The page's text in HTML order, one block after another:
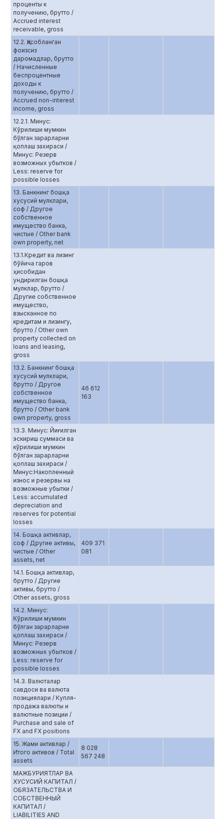
проценты к
получению, брутто /
Accrued interest
receivable, gross
12.2. Ҳисобланган
фоизсиз
даромадлар, брутто
/ Начисленные
беспроцентные
доходы к
получению, брутто /
Accrued non-interest
income, gross
12.2.1. Минус:
Кўрилиши мумкин
бўлган зарарларни
қоплаш захираси /
Минус: Резерв
возможных убытков /
Less: reserve for
possible losses
13. Банкнинг бошқа
хусусий мулклари,
соф / Другое
собственное
имущество банка,
чистые / Other bank
own property, net
13.1.Кредит ва лизинг
бўйича гаров
ҳисобидан
ундирилган бошқа
мулклар, брутто /
Другие собственное
имущество,
взысканное по
кредитам и лизингу,
брутто / Other own
property collected on
loans and leasing,
gross
13.2. Банкнинг бошқа
хусусий мулклари,
брутто / Другое
собственное
имущество банка,
брутто / Other bank
own property, gross
46 612
163
13.3. Минус: Йиғилган
эскириш суммаси ва
кўрилиши мумкин
бўлган зарарларни
қоплаш захираси /
Минус:Накопленный
износ и резервы на
возможные убытки /
Less: accumulated
depreciation and
reserves for potential
losses
14. Бошқа активлар,
соф / Другие активы,
чистые / Other
assets, net
409 371
081
14.1. Бошқа активлар,
брутто / Другие
активы, брутто /
Other assets, gross
14.2. Минус:
Кўрилиши мумкин
бўлган зарарларни
қоплаш захираси /
Минус: Резерв
возможных убытков /
Less: reserve for
possible losses
14.3. Валюталар
савдоси ва валюта
позициялари / Купля-
продажа валюты и
валютные позиции /
Purchase and sale of
FX and FX positions
15. Жами активлар /
Итого активов / Total
assets
8 028
567 248
МАЖБУРИЯТЛАР ВА
ХУСУСИЙ КАПИТАЛ /
ОБЯЗАТЕЛЬСТВА И
СОБСТВЕННЫЙ
КАПИТАЛ /
LIABILITIES AND